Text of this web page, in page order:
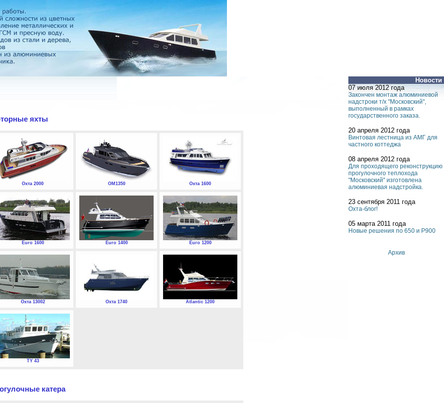
Новости
07 июля 2012 года
Закончен монтаж алюминиевой
надстроки т/х "Московский",
выполненный в рамках
государственного заказа.
20 апреля 2012 года
Винтовая лестница из АМГ для
частного коттеджа
08 апреля 2012 года
Для проходящего реконструкцию
прогулочного теплохода
"Московский" изготовлена
алюминиевая надстройка.
23 сентября 2011 года
Охта-блог!
05 марта 2011 года
Новые решения по 650 и P900
Архив
яхты
Охта 2000 ОМ1350 Охта 1600
Euro 1600 Euro 1400 Euro 1200
Охта 13002 Охта 1740 Atlantic 1200
TY 43
катера